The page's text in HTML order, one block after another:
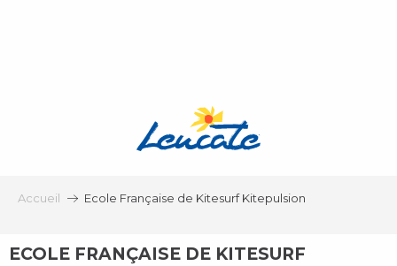
Accueil Ecole Française de Kitesurf Kitepulsion
ECOLE FRANÇAISE DE KITESURF